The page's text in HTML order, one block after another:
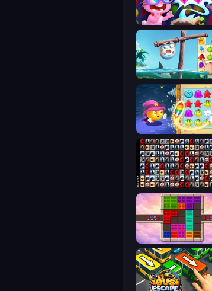
Skydom: Reforged
Sugar Heroes
Candy Riddles
War Mahjong
Color Cube Puzzle